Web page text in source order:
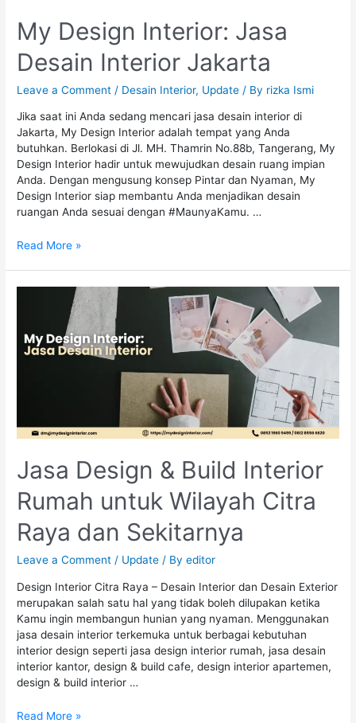
My Design Interior: Jasa
Desain Interior Jakarta
Leave a Comment / Desain Interior, Update / By rizka Ismi
Jika saat ini Anda sedang mencari jasa desain interior di
Jakarta, My Design Interior adalah tempat yang Anda
butuhkan. Berlokasi di Jl. MH. Thamrin No.88b, Tangerang, My
Design Interior hadir untuk mewujudkan desain ruang impian
Anda. Dengan mengusung konsep Pintar dan Nyaman, My
Design Interior siap membantu Anda menjadikan desain
ruangan Anda sesuai dengan #MaunyaKamu. …
Read More »
Jasa Design & Build Interior
Rumah untuk Wilayah Citra
Raya dan Sekitarnya
Leave a Comment / Update / Byeditor
Design Interior Citra Raya – Desain Interior dan Desain Exterior
merupakan salah satu hal yang tidak boleh dilupakan ketika
Kamu ingin membangun hunian yang nyaman. Menggunakan
jasa desain interior terkemuka untuk berbagai kebutuhan
interior design seperti jasa design interior rumah, jasa desain
interior kantor, design & build cafe, design interior apartemen,
design & build interior …
Read More »